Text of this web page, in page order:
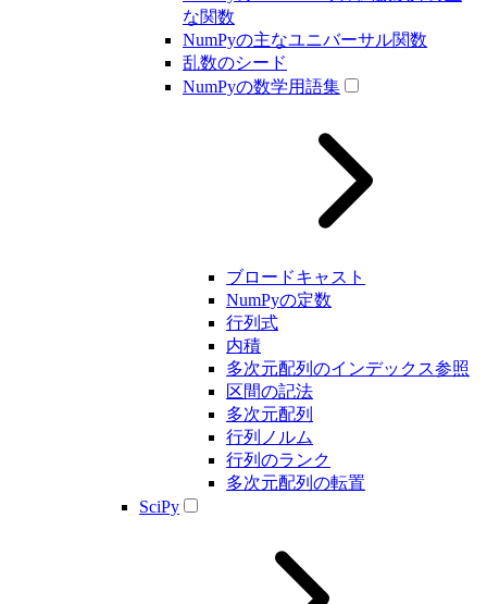
な関数
NumPyの主なユニバーサル関数
乱数のシード
NumPyの数学用語集
ブロードキャスト
NumPyの定数
行列式
内積
多次元配列のインデックス参照
区間の記法
多次元配列
行列ノルム
行列のランク
多次元配列の転置
SciPy